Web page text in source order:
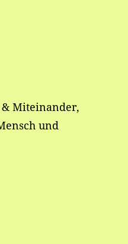
Miteinander,
und